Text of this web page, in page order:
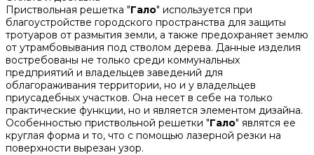
Приствольная решетка "Гало" используется при
благоустройстве городского пространства для защиты
тротуаров от размытия земли, а также предохраняет землю
от утрамбовывания под стволом дерева. Данные изделия
востребованы не только среди коммунальных
предприятий и владельцев заведений для
облагораживания территории, но и у владельцев
приусадебных участков. Она несет в себе на только
практические функции, но и является элементом дизайна.
Особенностью приствольной решетки "Гало" являтся ее
круглая форма и то, что с помощью лазерной резки на
поверхности вырезан узор.